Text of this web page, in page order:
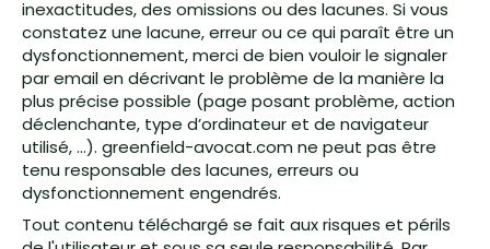
inexactitudes, des omissions ou des lacunes. Si vous
constatez une lacune, erreur ou ce qui paraît être un
dysfonctionnement, merci de bien vouloir le signaler
par email en décrivant le problème de la manière la
plus précise possible (page posant problème, action
déclenchante, type d’ordinateur et de navigateur
utilisé, …). greenfield-avocat.com ne peut pas être
tenu responsable des lacunes, erreurs ou
dysfonctionnement engendrés.
Tout contenu téléchargé se fait aux risques et périls